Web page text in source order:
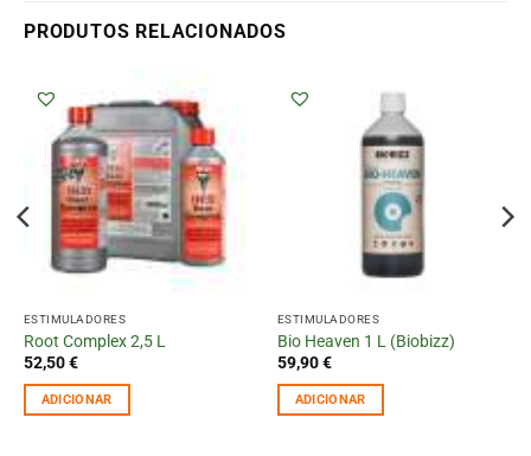
PRODUTOS RELACIONADOS
ESTIMULADORES
Root Complex 2,5 L
52,50€
ADICIONAR
ESTIMULADORES
Bio Heaven 1 L (Biobizz)
59,90€
ADICIONAR